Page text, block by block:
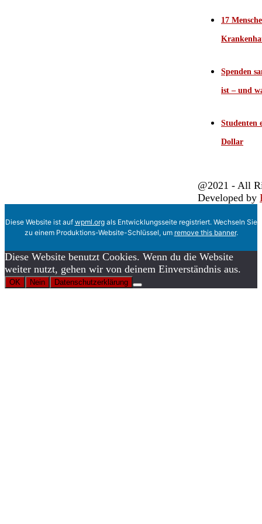
17
Spenden
ist – und
Studenten
Dollar
@2021 - All
Developed by
Diese Website ist auf wpml.orgals Entwicklungsseite registriert. Wechseln Sie
zu einem Produktions-Website-Schlüssel, um remove this banner.
Diese Website benutzt Cookies. Wenn du die Website
weiter nutzt, gehen wir von deinem Einverständnis aus.
OK Nein Datenschutzerklärung